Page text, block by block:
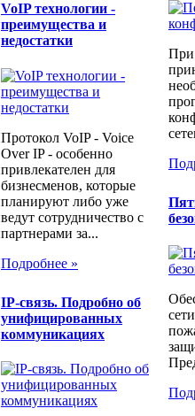
​VoIP технологии -
преимущества и
недостатки
Протокол VoIP - Voice
Over IP - особенно
привлекателен для
бизнесменов, которые
планируют либо уже
ведут сотрудничество с
партнерами за...
Подробнее »
IP-связь. Подробно об
унифицированных
коммуникациях
При